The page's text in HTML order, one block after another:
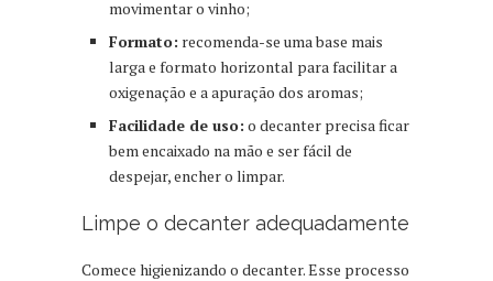
movimentar o vinho;
Formato: recomenda-se uma base mais
larga e formato horizontal para facilitar a
oxigenação e a apuração dos aromas;
Facilidade de uso: o decanter precisa ficar
bem encaixado na mão e ser fácil de
despejar, encher o limpar.
Limpe o decanter adequadamente
Comece higienizando o decanter. Esse processo